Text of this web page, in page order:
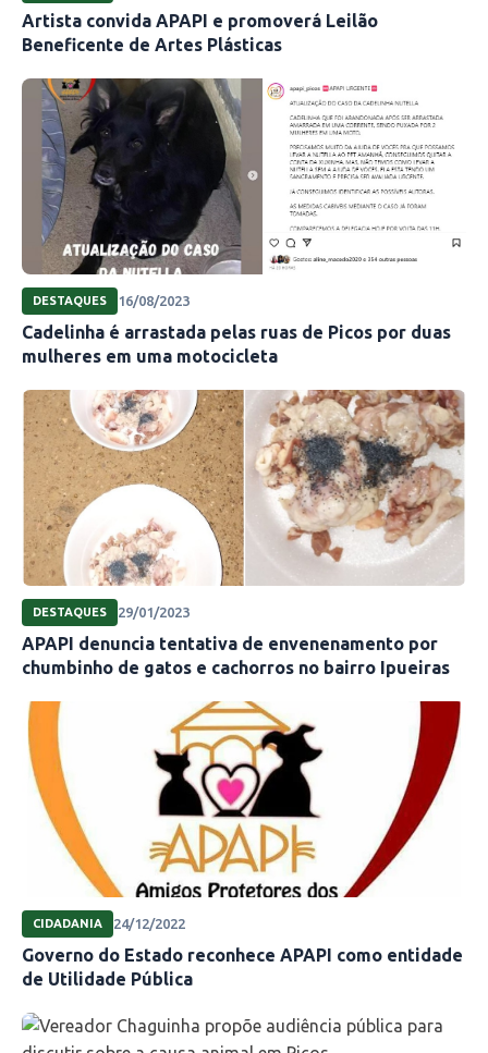
Artista convida APAPI e promoverá Leilão
Beneficente de Artes Plásticas
DESTAQUES 16/08/2023
Cadelinha é arrastada pelas ruas de Picos por duas
mulheres em uma motocicleta
DESTAQUES 29/01/2023
APAPI denuncia tentativa de envenenamento por
chumbinho de gatos e cachorros no bairro Ipueiras
CIDADANIA 24/12/2022
Governo do Estado reconhece APAPI como entidade
de Utilidade Pública